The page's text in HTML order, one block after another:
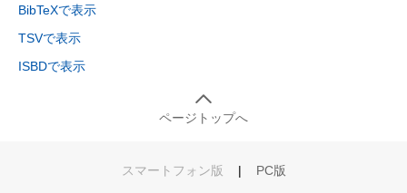
BibTeXで表示
TSVで表示
ISBDで表示
ページトップへ
スマートフォン版 | PC版